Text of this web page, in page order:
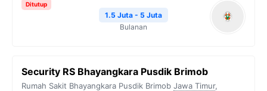
Ditutup
1.5 Juta - 5 Juta
Bulanan
Security RS Bhayangkara Pusdik Brimob
Rumah Sakit Bhayangkara Pusdik Brimob Jawa Timur,